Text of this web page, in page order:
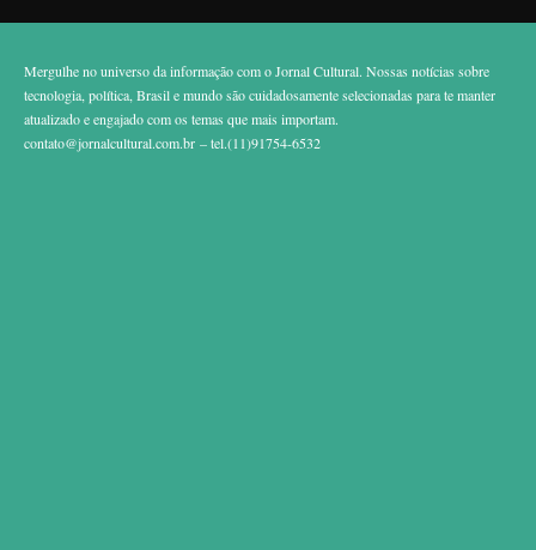
Mergulhe no universo da informação com o Jornal Cultural. Nossas notícias sobre
tecnologia, política, Brasil e mundo são cuidadosamente selecionadas para te manter
atualizado e engajado com os temas que mais importam.
contato@jornalcultural.com.br – tel.(11)91754-6532